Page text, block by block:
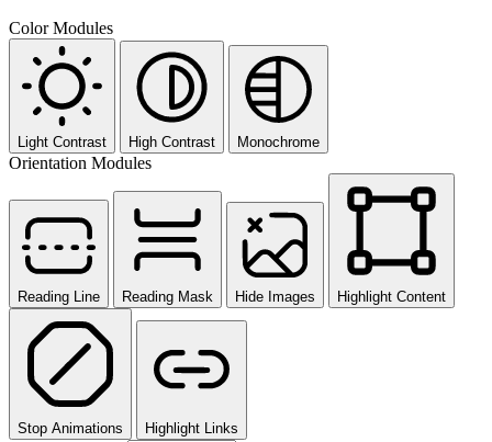
Color Modules
Light Contrast High Contrast Monochrome
Orientation Modules
Reading Line Reading Mask Hide Images Highlight Content
Stop Animations Highlight Links